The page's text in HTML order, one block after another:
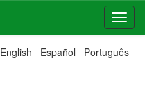
English Español Português